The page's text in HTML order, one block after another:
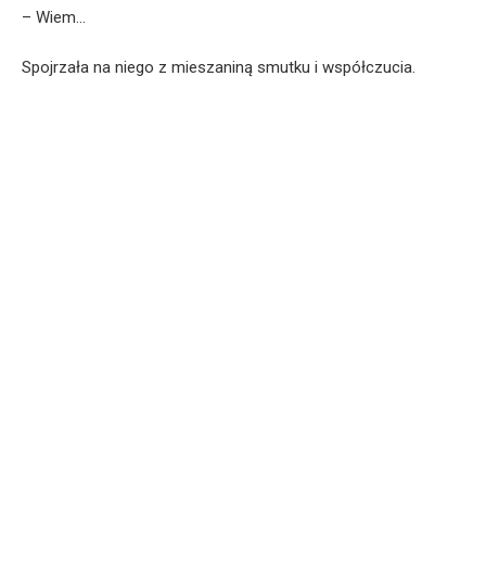
– Wiem…
Spojrzała na niego z mieszaniną smutku i współczucia.